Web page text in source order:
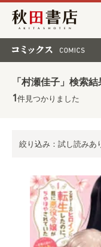
秋田書店
「村瀬佳子」検索結
1件見つかりました
絞り込み：試し読みあ